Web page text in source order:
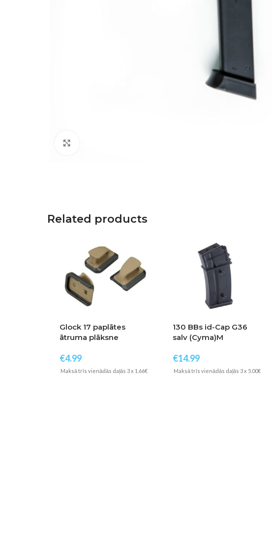
Related products
Glock 17 paplātes
ātruma plāksne
€4.99
Maksā trīs vienādās daļās 3 x 1.66€
130 BBs id-Cap G36
salv (Cyma)M
€14.99
Maksā trīs vienādās daļās 3 x 5.00€